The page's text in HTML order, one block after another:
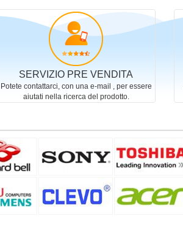
SERVIZIO PRE VENDITA
Potete contattarci, con una e-mail , per essere
aiutati nella ricerca del prodotto.